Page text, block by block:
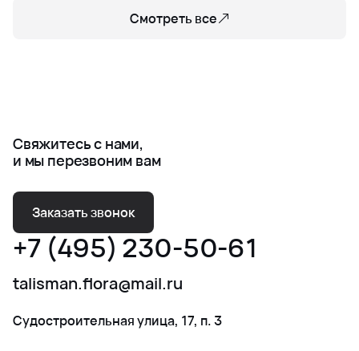
Смотреть все
Свяжитесь с нами,
и мы перезвоним вам
Заказать звонок
+7 (495) 230-50-61
talisman.flora@mail.ru
Судостроительная улица, 17, п. 3